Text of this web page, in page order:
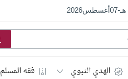
-
07أغسطس2026
الهدي النبوي فقه المسلم